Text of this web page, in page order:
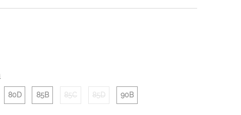
80D 85B 85C 85D 90B